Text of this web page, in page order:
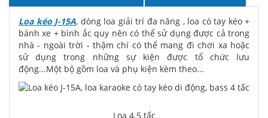
Loa kéo J-15A, dòng loa giải trí đa năng , loa có tay kéo +
bánh xe + bình ắc quy nên có thể sử dụng được cả trong
nhà - ngoài trời - thậm chí có thể mang đi chơi xa hoặc
sử dụng trong những sự kiện được tổ chức lưu
động...Một bộ gồm loa và phụ kiện kèm theo...
Loa 4.5 tấc